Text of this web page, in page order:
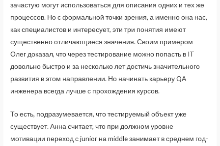
зачастую могут использоваться для описания одних и тех же
процессов. Но с формальной точки зрения, а именно она нас,
как специалистов и интересует, эти три понятия имеют
существенно отличающиеся значения. Своим примером
Олег доказал, что через тестирование можно попасть в IT
довольно быстро и за несколько лет достичь значительного
развития в этом направлении. Но начинать карьеру QA
инженера всегда лучше с прохождения курсов.
То есть, подразумевается, что тестируемый объект уже
существует. Анна считает, что при должном уровне
мотивации переход с junior на middle занимает в среднем год-